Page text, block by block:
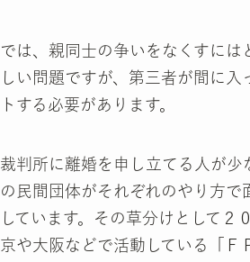
では、親同士の争いをなくすには
しい問題ですが、第三者が間に入
トする必要があります。
裁判所に離婚を申し立てる人が少
の民間団体がそれぞれのやり方で
しています。その草分けとして２
京や大阪などで活動している「Ｆ